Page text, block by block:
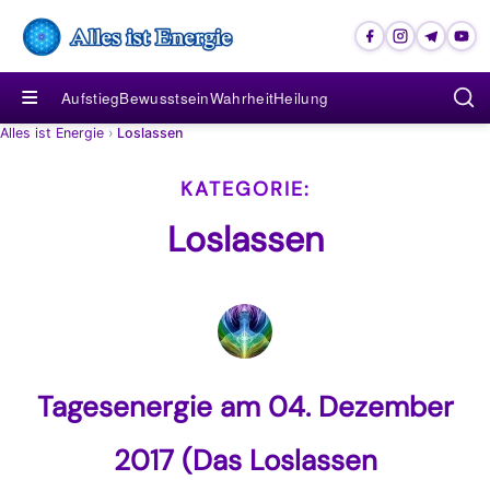
≡ AufstiegBewusstseinWahrheitHeilung
Alles ist Energie › Loslassen
Loslassen
Tagesenergie am 04. Dezember
2017 (Das Loslassen